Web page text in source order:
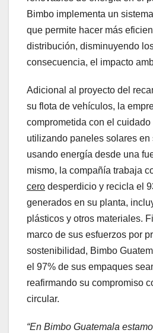
Bimbo implementa un
que permite hacer más
distribución, disminuyendo
consecuencia, el impacto
Adicional al proyecto del
su flota de vehículos, la
comprometida con el
utilizando paneles solares en
usando energía desde una
mismo, la compañía trabaja
cero desperdicio y recicla el
generados en su planta,
plásticos y otros materiales.
marco de sus esfuerzos por
sostenibilidad, Bimbo
el 97% de sus empaques
reafirmando su compromiso
circular.
“En Bimbo Guatemala